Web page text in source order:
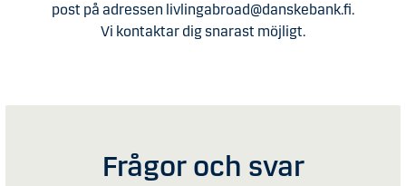
post på adressen livlingabroad@danskebank.fi.
Vi kontaktar dig snarast möjligt.
Frågor och svar